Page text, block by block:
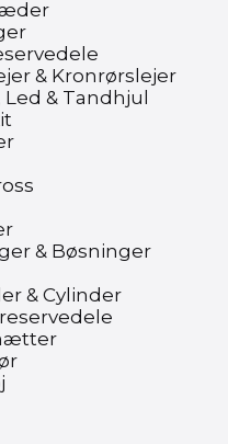
& Kronrørslejer
& Tandhjul
& Bøsninger
& Cylinder